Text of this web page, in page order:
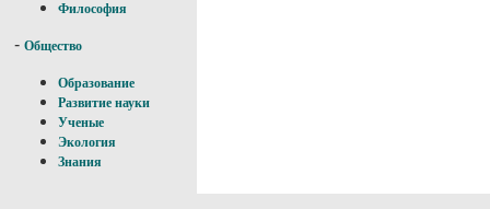
Философия
- Общество
Образование
Развитие науки
Ученые
Экология
Знания